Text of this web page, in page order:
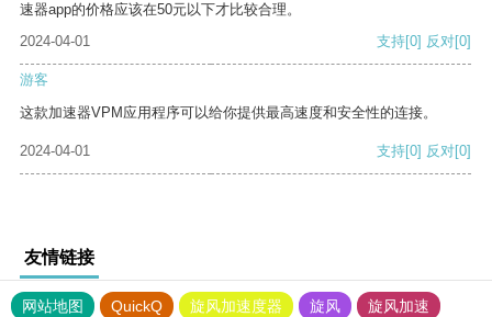
速器app的价格应该在50元以下才比较合理。
2024-04-01
支持[0] 反对[0]
游客
这款加速器VPM应用程序可以给你提供最高速度和安全性的连接。
2024-04-01 支持[0] 反对[0]
友情链接
网站地图 QuickQ 旋风加速度器 旋风
旋风加速